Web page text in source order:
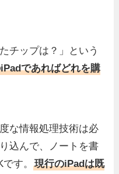
チップは？」という
であればどれを購
な情報処理技術は必
込んで、ノートを書
です。現行のiPadは既